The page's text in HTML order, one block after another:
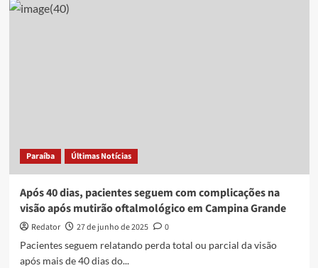
Williams
Paraíba Últimas Notícias
Após 40 dias, pacientes seguem com complicações na
visão após mutirão oftalmológico em Campina Grande
Redator 27 de junho de 2025
0
Pacientes seguem relatando perda total ou parcial da visão
após mais de 40 dias do...